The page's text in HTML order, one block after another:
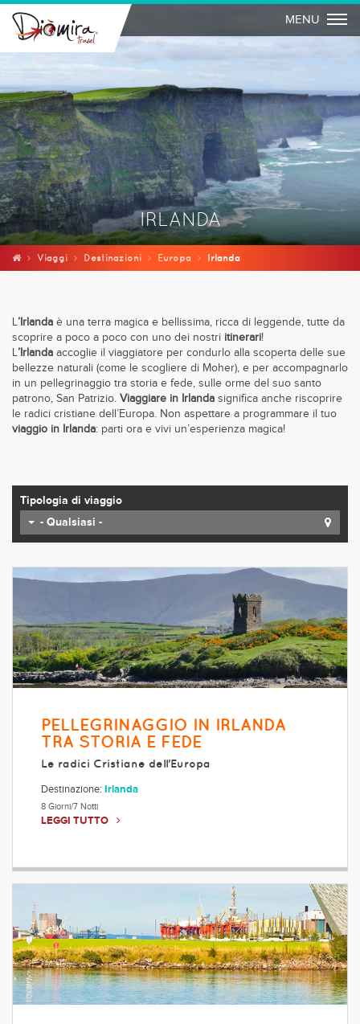
MENU
IRLANDA
Viaggi Destinazioni Europa Irlanda
L’Irlanda è una terra magica e bellissima, ricca di leggende, tutte da
scoprire a poco a poco con uno dei nostri itinerari!
L’Irlanda accoglie il viaggiatore per condurlo alla scoperta delle sue
bellezze naturali (come le scogliere di Moher), e per accompagnarlo
in un pellegrinaggio tra storia e fede, sulle orme del suo santo
patrono, San Patrizio. Viaggiare in Irlanda significa anche riscoprire
le radici cristiane dell’Europa. Non aspettare a programmare il tuo
viaggio in Irlanda: parti ora e vivi un’esperienza magica!
Tipologia di viaggio
- Qualsiasi -
PELLEGRINAGGIO IN IRLANDA
TRA STORIA E FEDE
Le radici Cristiane dell'Europa
Destinazione: Irlanda
8 Giorni/7 Notti
LEGGI TUTTO